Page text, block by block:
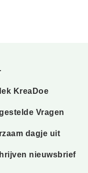
KreaDoe
Vragen
dagje uit
nieuwsbrief